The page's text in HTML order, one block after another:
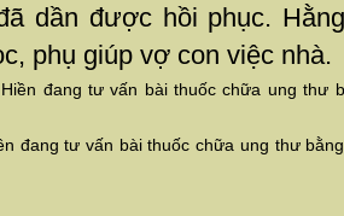
dần được hồi phục.
phụ giúp vợ con việc nhà.
đang tư vấn bài thuốc chữa ung thư